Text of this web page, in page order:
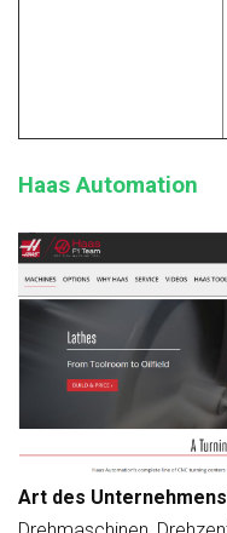
Haas Automation
Art des